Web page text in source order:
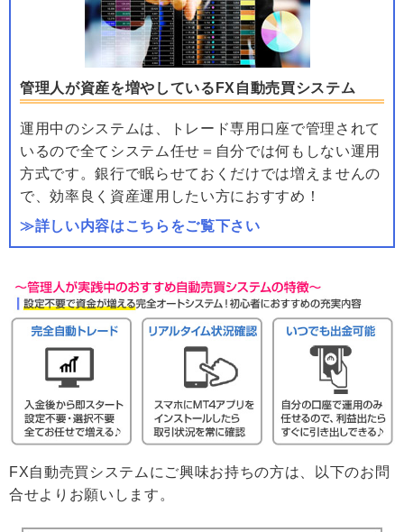
管理人が資産を増やしているFX自動売買システム
運用中のシステムは、トレード専用口座で管理されて
いるので全てシステム任せ＝自分では何もしない運用
方式です。銀行で眠らせておくだけでは増えませんの
で、効率良く資産運用したい方におすすめ！
≫詳しい内容はこちらをご覧下さい
FX自動売買システムにご興味お持ちの方は、以下のお問
合せよりお願いします。